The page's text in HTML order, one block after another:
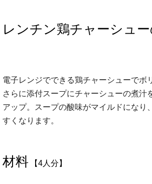
レンチン鶏チャーシュ
電子レンジでできる鶏チャーシューでボ
さらに添付スープにチャーシューの煮汁
アップ。スープの酸味がマイルドになり
すくなります。
材料 【4人分】
ひとさじのときめき時間
おきらくだ 1歳半
3日分ごはんセット（2人
主菜
常備菜・作りおき
おつまみ おや
コトコト
yumyumいっしょごはん
ぷれーんぺいじ